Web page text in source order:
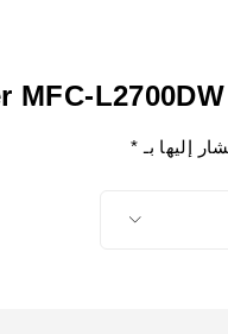
إليها بـ *